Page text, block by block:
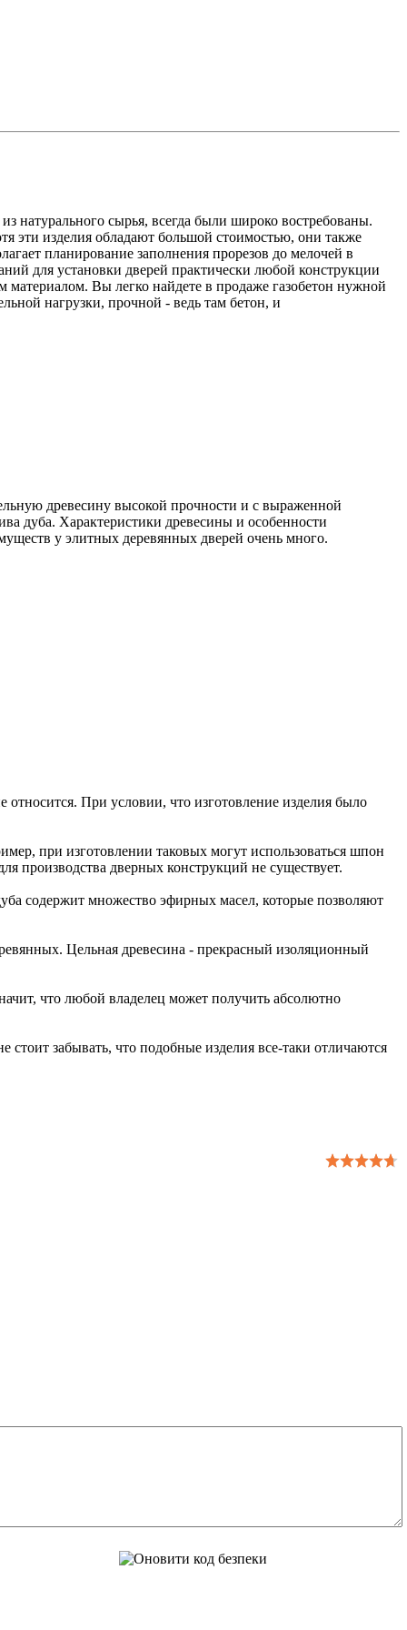
натурального сырья, всегда были широко востребованы.
эти изделия обладают большой стоимостью, они также
планирование заполнения прорезов до мелочей в
для установки дверей практически любой конструкции
Вы легко найдете в продаже газобетон нужной
нагрузки, прочной - ведь там бетон, и
древесину высокой прочности и с выраженной
дуба. Характеристики древесины и особенности
у элитных деревянных дверей очень много.
относится. При условии, что изготовление изделия было
при изготовлении таковых могут использоваться шпон
производства дверных конструкций не существует.
содержит множество эфирных масел, которые позволяют
Цельная древесина - прекрасный изоляционный
что любой владелец может получить абсолютно
забывать, что подобные изделия все-таки отличаются